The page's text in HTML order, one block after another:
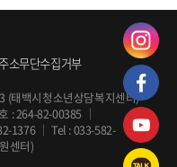
소무단수집거부
(태백시청소년상담복지센터)
: 264-82-00385 ｜
1376｜Tel :033-582-
센터)